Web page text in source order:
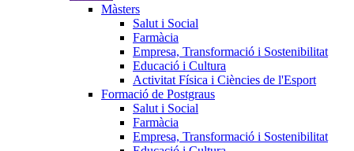
Màsters
Salut i Social
Farmàcia
Empresa, Transformació i Sostenibilitat
Educació i Cultura
Activitat Física i Ciències de l'Esport
Formació de Postgraus
Salut i Social
Farmàcia
Empresa, Transformació i Sostenibilitat